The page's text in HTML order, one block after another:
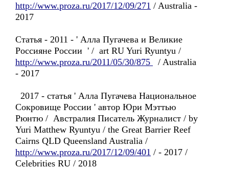
http://www.proza.ru/2017/12/09/271 / Australia -
2017
Статья - 2011 - ' Алла Пугачева и Великие
Россияне России ' / art RU Yuri Ryuntyu /
http://www.proza.ru/2011/05/30/875
/ Australia
- 2017
2017 - статья ' Алла Пугачева Национальное
Сокровище России ' автор Юри Мэттью
Рюнтю / Австралия Писатель Журналист / by
Yuri Matthew Ryuntyu / the Great Barrier Reef
Cairns QLD Queensland Australia /
http://www.proza.ru/2017/12/09/401 / - 2017 /
Celebrities RU / 2018